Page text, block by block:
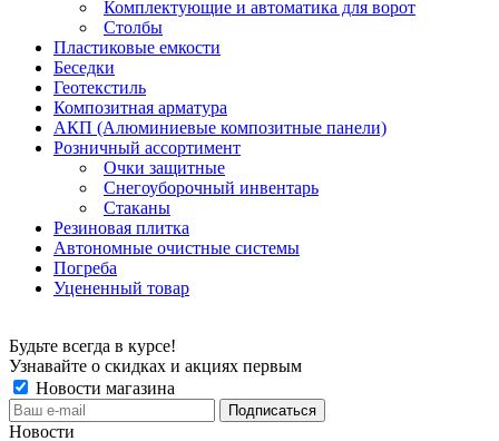
Комплектующие и автоматика для ворот
Столбы
Пластиковые емкости
Беседки
Геотекстиль
Композитная арматура
АКП (Алюминиевые композитные панели)
Розничный ассортимент
Очки защитные
Снегоуборочный инвентарь
Стаканы
Резиновая плитка
Автономные очистные системы
Погреба
Уцененный товар
Будьте всегда в курсе!
Узнавайте о скидках и акциях первым
Новости магазина
Новости